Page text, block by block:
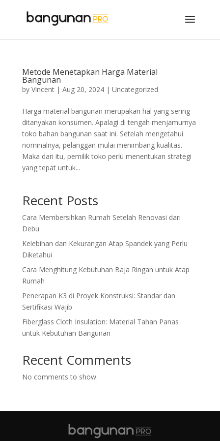
Metode Menetapkan Harga Material
Bangunan
by Vincent| Aug 20, 2024| Uncategorized
Harga material bangunan merupakan hal yang sering
ditanyakan konsumen. Apalagi di tengah menjamurnya
toko bahan bangunan saat ini. Setelah mengetahui
nominalnya, pelanggan mulai menimbang kualitas.
Maka dari itu, pemilik toko perlu menentukan strategi
yang tepat untuk...
Recent Posts
Cara Membersihkan Rumah Setelah Renovasi dari
Debu
Kelebihan dan Kekurangan Atap Spandek yang Perlu
Diketahui
Cara Menghitung Kebutuhan Baja Ringan untuk Atap
Rumah
Penerapan K3 di Proyek Konstruksi: Standar dan
Sertifikasi Wajib
Fiberglass Cloth Insulation: Material Tahan Panas
untuk Kebutuhan Bangunan
Recent Comments
No comments to show.